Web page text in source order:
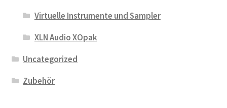
Virtuelle Instrumente und Sampler
XLN Audio XOpak
Uncategorized
Zubehör